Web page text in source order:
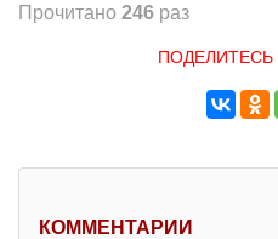
Прочитано 246 раз
ПОДЕЛИТЕСЬ
КОММЕНТАРИИ